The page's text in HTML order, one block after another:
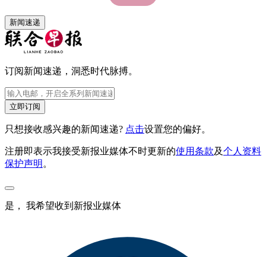
新闻速递
订阅新闻速递，洞悉时代脉搏。
立即订阅
只想接收感兴趣的新闻速递? 点击设置您的偏好。
注册即表示我接受新报业媒体不时更新的使用条款及个人资料
保护声明 。
是， 我希望收到新报业媒体